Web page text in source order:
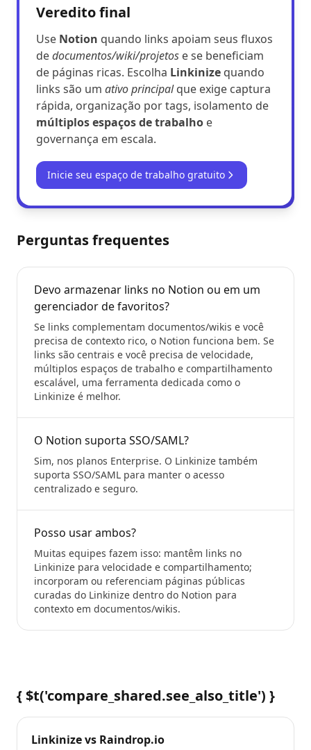
Veredito final
Use Notion quando links apoiam seus fluxos
dedocumentos/wiki/projetos e se beneficiam
de páginas ricas. Escolha Linkinize quando
links são um ativo principalque exige captura
rápida, organização por tags, isolamento de
múltiplos espaços de trabalho e
governança em escala.
Inicie seu espaço de trabalho gratuito
Perguntas frequentes
Devo armazenar links no Notion ou em um
gerenciador de favoritos?
Se links complementam documentos/wikis e você
precisa de contexto rico, o Notion funciona bem. Se
links são centrais e você precisa de velocidade,
múltiplos espaços de trabalho e compartilhamento
escalável, uma ferramenta dedicada como o
Linkinize é melhor.
O Notion suporta SSO/SAML?
Sim, nos planos Enterprise. O Linkinize também
suporta SSO/SAML para manter o acesso
centralizado e seguro.
Posso usar ambos?
Muitas equipes fazem isso: mantêm links no
Linkinize para velocidade e compartilhamento;
incorporam ou referenciam páginas públicas
curadas do Linkinize dentro do Notion para
contexto em documentos/wikis.
{ $t('compare_shared.see_also_title') }
Linkinize vs Raindrop.io